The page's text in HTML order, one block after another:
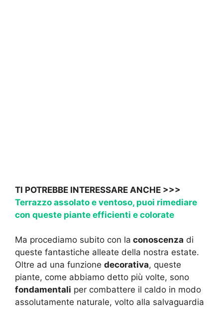
TI POTREBBE INTERESSARE ANCHE >>>
Terrazzo assolato e ventoso, puoi rimediare
con queste piante efficienti e colorate
Ma procediamo subito con la conoscenza di
queste fantastiche alleate della nostra estate.
Oltre ad una funzione decorativa, queste
piante, come abbiamo detto più volte, sono
fondamentali per combattere il caldo in modo
assolutamente naturale, volto alla salvaguardia